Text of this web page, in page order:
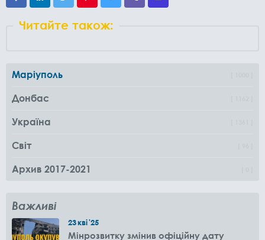
Читайте також:
Маріуполь
Донбас
Україна
Світ
Архив 2017-2021
Важливі
23кві'25
Мінрозвитку змінив офіційну дату